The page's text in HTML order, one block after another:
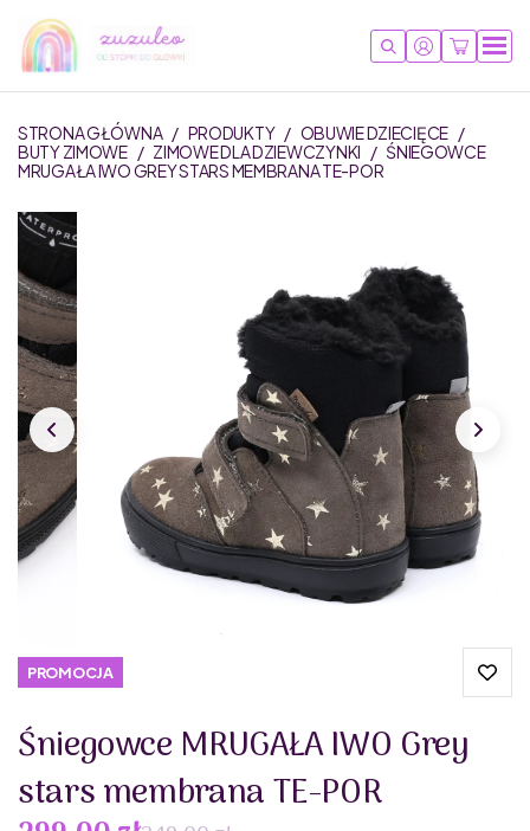
STRONA GŁÓWNA / PRODUKTY / OBUWIE DZIECIĘCE /
BUTY ZIMOWE / ZIMOWE DLA DZIEWCZYNKI / ŚNIEGOWCE
MRUGAŁA IWO GREY STARS MEMBRANA TE-POR
PROMOCJA
Śniegowce MRUGAŁA IWO Grey
stars membrana TE-POR